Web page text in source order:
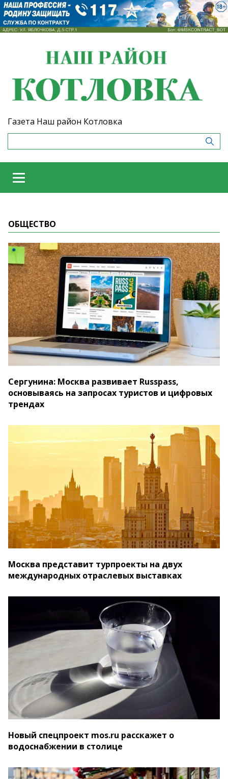
Газета Наш район Котловка
ОБЩЕСТВО
Сергунина: Москва развивает Russpass,
основываясь на запросах туристов и цифровых
трендах
Москва представит турпроекты на двух
международных отраслевых выставках
Новый спецпроект mos.ru расскажет о
водоснабжении в столице